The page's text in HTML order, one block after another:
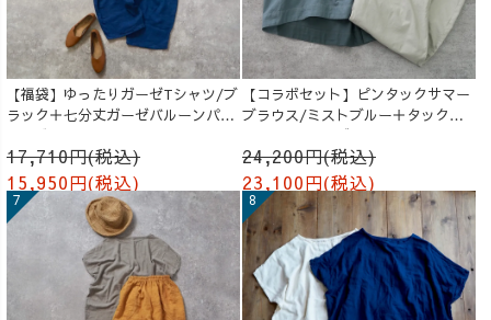
【福袋】ゆったりガーゼTシャツ/ブ
ラック＋七分丈ガーゼバルーンパン
ツ /ブルー
17,710円(税込)
15,950円(税込)
【コラボセット】ピンタックサマー
ブラウス/ミストブルー＋タックバ
ルーンパンツ/グレージュ
24,200円(税込)
23,100円(税込)